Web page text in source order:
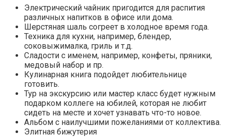
Электрический чайник пригодится для распития
различных напитков в офисе или дома.
Шерстяная шаль согреет в холодное время года.
Техника для кухни, например, блендер,
соковыжималка, гриль и т.д.
Сладости с именем, например, конфеты, пряники,
медовый набор и пр.
Кулинарная книга подойдет любительнице
готовить.
Тур на экскурсию или мастер класс будет нужным
подарком коллеге на юбилей, которая не любит
сидеть на месте и хочет узнавать что-то новое.
Альбом с наилучшими пожеланиями от коллектива.
Элитная бижутерия